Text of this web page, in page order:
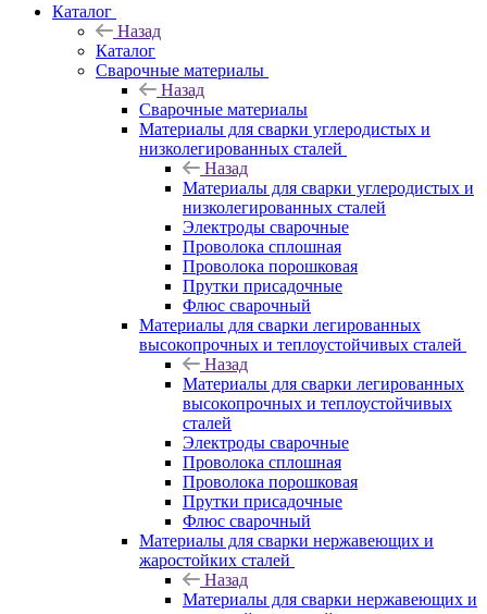
Каталог
Назад
Каталог
Сварочные материалы
Назад
Сварочные материалы
Материалы для сварки углеродистых и
низколегированных сталей
Назад
Материалы для сварки углеродистых и
низколегированных сталей
Электроды сварочные
Проволока сплошная
Проволока порошковая
Прутки присадочные
Флюс сварочный
Материалы для сварки легированных
высокопрочных и теплоустойчивых сталей
Назад
Материалы для сварки легированных
высокопрочных и теплоустойчивых
сталей
Электроды сварочные
Проволока сплошная
Проволока порошковая
Прутки присадочные
Флюс сварочный
Материалы для сварки нержавеющих и
жаростойких сталей
Назад
Материалы для сварки нержавеющих и